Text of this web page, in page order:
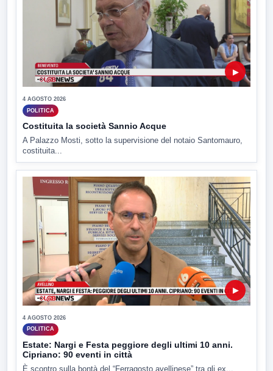
▶
4 AGOSTO 2026
POLITICA
Costituita la società Sannio Acque
A Palazzo Mosti, sotto la supervisione del notaio Santomauro,
costituita...
▶
4 AGOSTO 2026
POLITICA
Estate: Nargi e Festa peggiore degli ultimi 10 anni.
Cipriano: 90 eventi in città
È scontro sulla bontà del “Ferragosto avellinese” tra gli ex...